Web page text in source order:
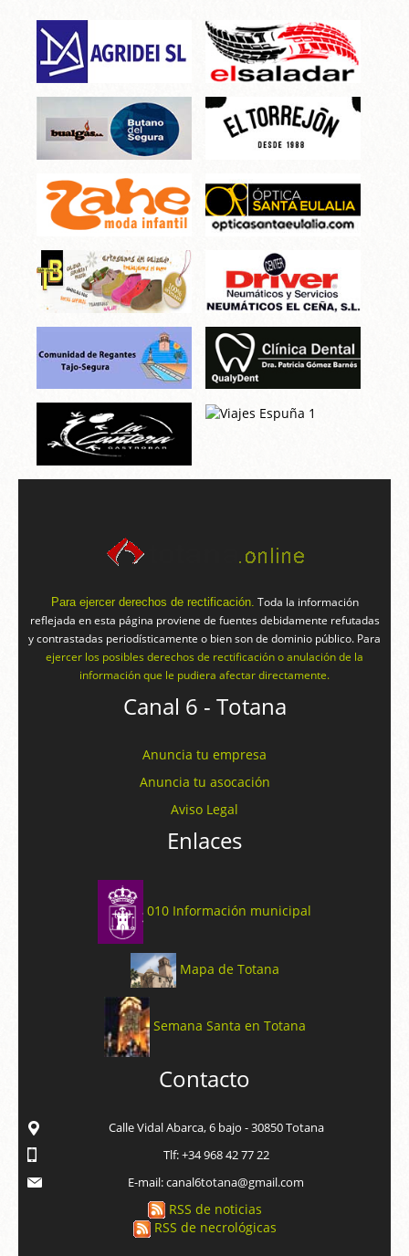
Para ejercer derechos de rectificación. Toda la información
reflejada en esta página proviene de fuentes debidamente refutadas
y contrastadas periodísticamente o bien son de dominio público. Para
ejercer los posibles derechos de rectificación o anulación de la
información que le pudiera afectar directamente.
Canal 6 - Totana
Anuncia tu empresa
Anuncia tu asocación
Aviso Legal
Enlaces
010 Información municipal
Mapa de Totana
Semana Santa en Totana
Contacto
Calle Vidal Abarca, 6 bajo - 30850 Totana
Tlf: +34 968 42 77 22
E-mail: canal6totana@gmail.com
RSS de noticias
RSS de necrológicas